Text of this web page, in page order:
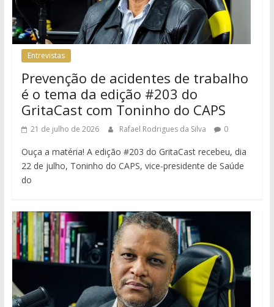
Entrevistas
Prevenção de acidentes de trabalho
é o tema da edição #203 do
GritaCast com Toninho do CAPS
21 de julho de 2026 Rafael Rodrigues da Silva 0
Ouça a matéria! A edição #203 do GritaCast recebeu, dia
22 de julho, Toninho do CAPS, vice-presidente de Saúde
do